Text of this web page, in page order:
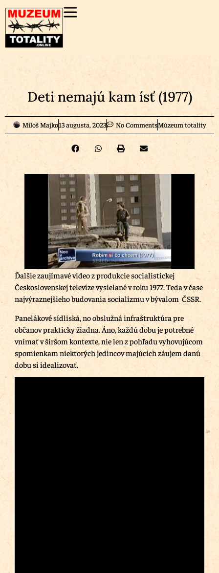
Deti nemajú kam ísť (1977)
Miloš Majko13 augusta, 2023 No CommentsMúzeum totality
Ďalšie zaujímavé video z produkcie socialistickej
Československej televíze vysielané v roku 1977. Teda v čase
najvýraznejšieho budovania socializmu v bývalom ČSSR.
Panelákové sídliská, no obslužná infraštruktúra pre
občanov prakticky žiadna. Áno, každú dobu je potrebné
vnímať v širšom kontexte, nie len z pohľadu vyhovujúcom
spomienkam niektorých jedincov majúcich záujem danú
dobu si idealizovať.